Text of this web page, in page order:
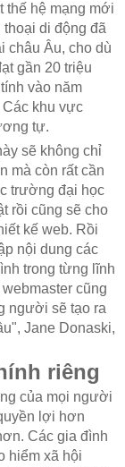
thế hệ mạng mới
di động đã
châu Âu, cho dù
gần 20 triệu
vào năm
Các khu vực
tự.
sẽ không chỉ
mà còn rất cần
trường đại học
rồi cũng sẽ cho
kế web. Rồi
nội dung các
trong từng lĩnh
cũng
người sẽ tạo ra
Jane Donaski,
riêng
của mọi người
lợi hơn
Các gia đình
hiểm xã hội